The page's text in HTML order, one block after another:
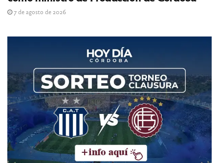
7 de agosto de 2026